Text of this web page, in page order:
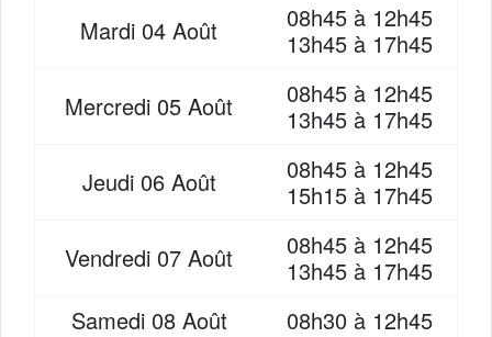
Mardi 04 Août
08h45 à 12h45
13h45 à 17h45
Mercredi 05 Août
08h45 à 12h45
13h45 à 17h45
Jeudi 06 Août
08h45 à 12h45
15h15 à 17h45
Vendredi 07 Août
08h45 à 12h45
13h45 à 17h45
Samedi 08 Août
08h30 à 12h45